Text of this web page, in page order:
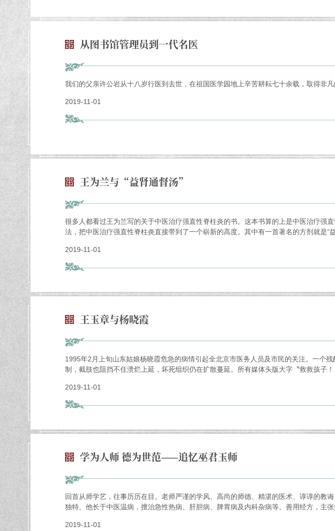
从图书馆管理员到一代名医
我们的父亲许公岩从十八岁行医到去世，在祖国医学园地上辛苦耕耘七十余载，取得非
2019-11-01
王为兰与“益肾通督汤”
很多人都看过王为兰写的关于中医治疗强直性脊柱炎的书。这本书算的上是中医治疗强
法，把中医治疗强直性脊柱炎直接带到了一个崭新的高度。其中有一首著名的方剂就是“
2019-11-01
王玉章与杨晓霞
1995年2月上旬山东姑娘杨晓霞危急的病情引起全北京市医务人员及市民的关注。一个
制，截肢也阻挡不住溃烂上延，坏死组织仍在扩散蔓延。所有媒体头版大字〝救救孩子！
2019-11-01
学为人师 德为世范——追忆巫君玉师
回首从师学艺，往事历历在目。老师严谨的学风、高尚的师德、精湛的医术、谆谆的教
独特。他长于中医温病，擅治急性热病、肝胆病、脾胃病及内科杂病等。善用经方，主
2019-11-01